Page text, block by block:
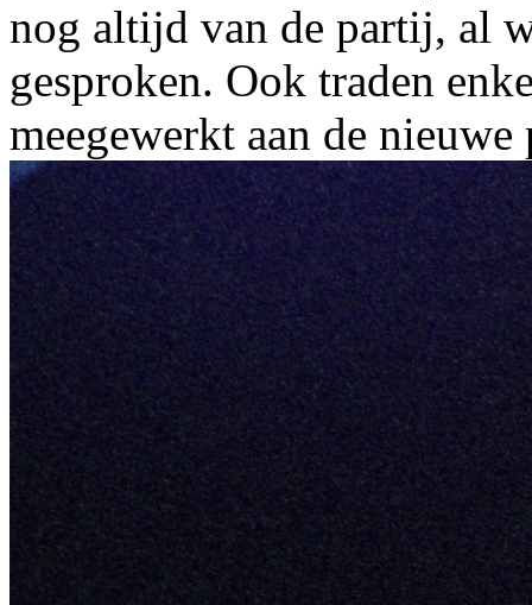
nog altijd van de partij, al
gesproken. Ook traden
meegewerkt aan de nieuwe